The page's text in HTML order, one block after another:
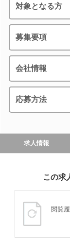
対象となる方
募集要項
会社情報
応募方法
求人情報
この求
閲覧